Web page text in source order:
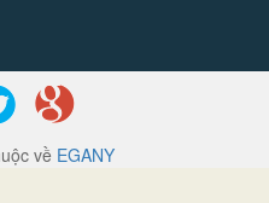
về EGANY